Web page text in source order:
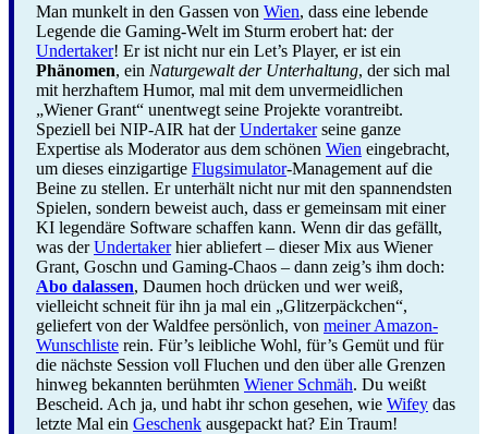
Man munkelt in den Gassen von Wien, dass eine lebende
Legende die Gaming-Welt im Sturm erobert hat: der
Undertaker! Er ist nicht nur ein Let’s Player, er ist ein
Phänomen, ein Naturgewalt der Unterhaltung, der sich mal
mit herzhaftem Humor, mal mit dem unvermeidlichen
„Wiener Grant“ unentwegt seine Projekte vorantreibt.
Speziell bei NIP-AIR hat derUndertakerseine ganze
Expertise als Moderator aus dem schönen Wien eingebracht,
um dieses einzigartige Flugsimulator-Management auf die
Beine zu stellen. Er unterhält nicht nur mit den spannendsten
Spielen, sondern beweist auch, dass er gemeinsam mit einer
KI legendäre Software schaffen kann. Wenn dir das gefällt,
was derUndertakerhier abliefert – dieser Mix aus Wiener
Grant, Goschn und Gaming-Chaos – dann zeig’s ihm doch:
Abo dalassen, Daumen hoch drücken und wer weiß,
vielleicht schneit für ihn ja mal ein „Glitzerpäckchen“,
geliefert von der Waldfee persönlich, von meiner Amazon-
Wunschliste rein. Für’s leibliche Wohl, für’s Gemüt und für
die nächste Session voll Fluchen und den über alle Grenzen
hinweg bekannten berühmten Wiener Schmäh. Du weißt
Bescheid. Ach ja, und habt ihr schon gesehen, wie Wifey das
letzte Mal ein Geschenk ausgepackt hat? Ein Traum!